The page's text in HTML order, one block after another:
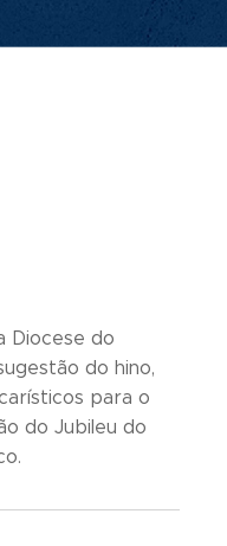
Diocese do
do hino,
para o
do Jubileu do